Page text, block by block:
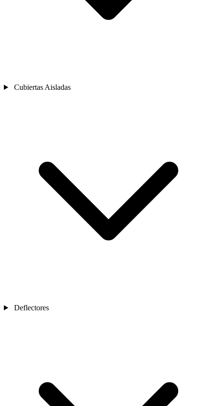
Cubiertas Aisladas
Deflectores